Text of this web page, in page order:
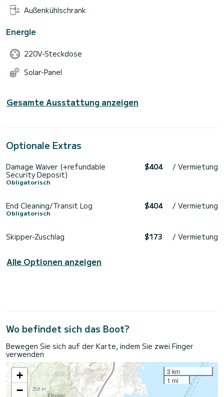
Außenkühlschrank
Energie
220V-Steckdose
Solar-Panel
Gesamte Ausstattung anzeigen
Optionale Extras
Damage Waiver (+refundable
Security Deposit)
Obligatorisch
$404 / Vermietung
End Cleaning/Transit Log
Obligatorisch
$404 / Vermietung
Skipper-Zuschlag $173 / Vermietung
Alle Optionen anzeigen
Wo befindet sich das Boot?
Bewegen Sie sich auf der Karte, indem Sie zwei Finger
verwenden
+
−
3 km
1 mi